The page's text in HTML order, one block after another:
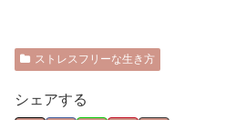
ストレスフリーな生き方
シェアする